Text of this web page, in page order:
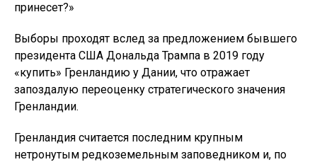
принесет?»
Выборы проходят вслед за предложением бывшего
президента США Дональда Трампа в 2019 году
«купить» Гренландию у Дании, что отражает
запоздалую переоценку стратегического значения
Гренландии.
Гренландия считается последним крупным
нетронутым редкоземельным заповедником и, по